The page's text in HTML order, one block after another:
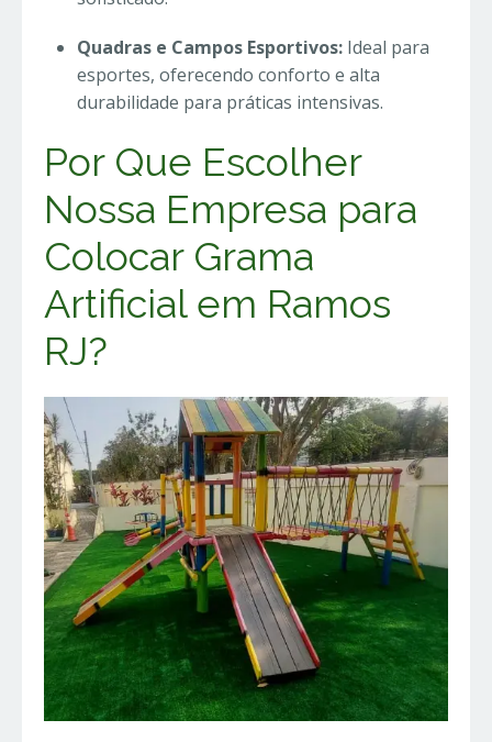
Quadras e Campos Esportivos: Ideal para
esportes, oferecendo conforto e alta
durabilidade para práticas intensivas.
Por Que Escolher
Nossa Empresa para
Colocar Grama
Artificial em Ramos
RJ?